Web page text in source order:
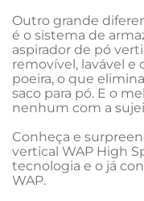
Outro grande
é o sistema de
aspirador de pó
removível, lavável e
poeira, o que
saco para pó. E o
nenhum com a
Conheça e
vertical WAP High
tecnologia e o já
WAP.